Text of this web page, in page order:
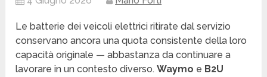
Le batterie dei veicoli elettrici ritirate dal servizio
conservano ancora una quota consistente della loro
capacità originale — abbastanza da continuare a
lavorare in un contesto diverso.Waymo e B2U